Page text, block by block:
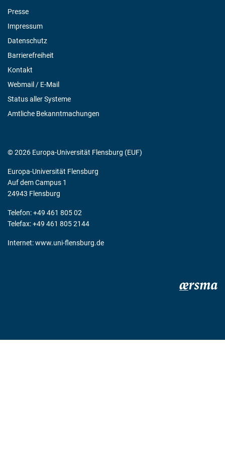
Presse
Impressum
Datenschutz
Barrierefreiheit
Kontakt
Webmail / E-Mail
Status aller Systeme
Amtliche Bekanntmachungen
© 2026 Europa-Universität Flensburg (EUF)
Europa-Universität Flensburg
Auf dem Campus 1
24943 Flensburg
Telefon: +49 461 805 02
Telefax: +49 461 805 2144
Internet:www.uni-flensburg.de